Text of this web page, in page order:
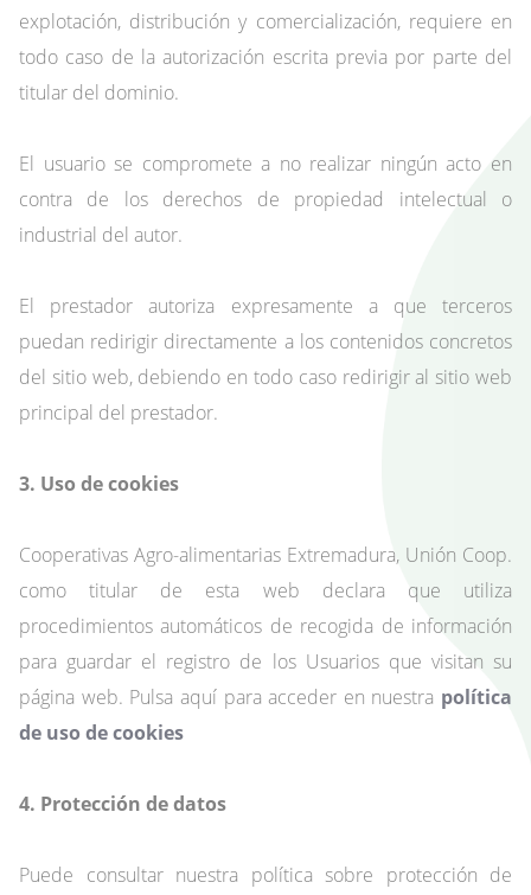
explotación, distribución y comercialización, requiere en
todo caso de la autorización escrita previa por parte del
titular del dominio.
El usuario se compromete a no realizar ningún acto en
contra de los derechos de propiedad intelectual o
industrial del autor.
El prestador autoriza expresamente a que terceros
puedan redirigir directamente a los contenidos concretos
del sitio web, debiendo en todo caso redirigir al sitio web
principal del prestador.
3. Uso de cookies
Cooperativas Agro-alimentarias Extremadura, Unión Coop.
como titular de esta web declara que utiliza
procedimientos automáticos de recogida de información
para guardar el registro de los Usuarios que visitan su
página web. Pulsa aquí para acceder en nuestra política
de uso de cookies
4. Protección de datos
Puede consultar nuestra política sobre protección de